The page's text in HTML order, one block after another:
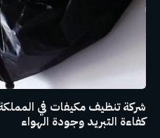
شركة تنظيف مكيفات في
كفاءة التبريد وجودة الهواء